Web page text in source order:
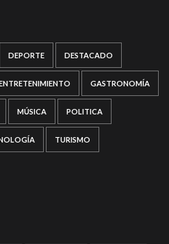
DEPORTE DESTACADO
GASTRONOMÍA
MÚSICA POLITICA
TURISMO